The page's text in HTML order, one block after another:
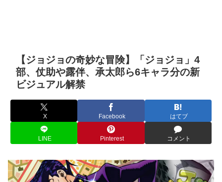
【ジョジョの奇妙な冒険】「ジョジョ」4
部、仗助や露伴、承太郎ら6キャラ分の新
ビジュアル解禁
X Facebook はてブ
LINE Pinterest コメント